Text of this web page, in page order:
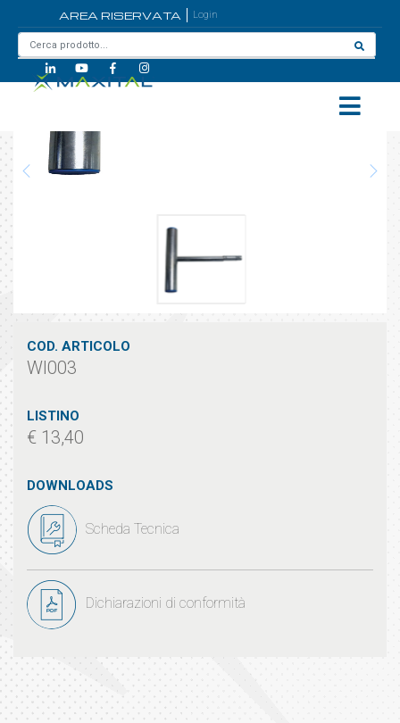
AREA RISERVATA Login
/ WI003
COD. ARTICOLO
WI003
LISTINO
€ 13,40
DOWNLOADS
Scheda Tecnica
Dichiarazioni di conformità